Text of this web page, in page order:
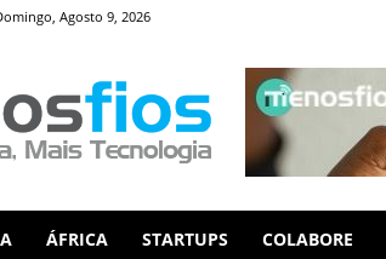
Agosto 9, 2026
Fios
ÁFRICA STARTUPS COLABORE